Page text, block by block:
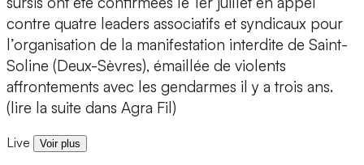
contre quatre leaders associatifs et syndicaux pour
l’organisation de la manifestation interdite de Saint-
Soline (Deux-Sèvres), émaillée de violents
affrontements avec les gendarmes il y a trois ans.
(lire la suite dans Agra Fil)
Live Voir plus